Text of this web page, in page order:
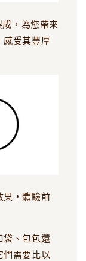
，為您帶來
感受其豐厚
果，體驗前
袋、包包還
們需要比以